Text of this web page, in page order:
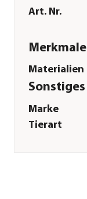
Art. Nr.
Merkmale
Materialien
Sonstiges
Marke
Tierart